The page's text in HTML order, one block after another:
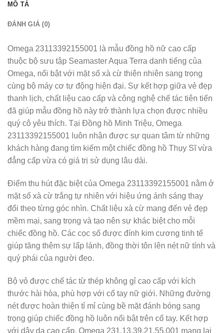
MÔ TẢ
ĐÁNH GIÁ (0)
Omega 23113392155001 là mẫu đồng hồ nữ cao cấp
thuộc bộ sưu tập Seamaster Aqua Terra danh tiếng của
Omega, nổi bật với mặt số xà cừ thiên nhiên sang trọng
cùng bộ máy cơ tự động hiện đại. Sự kết hợp giữa vẻ đẹp
thanh lịch, chất liệu cao cấp và công nghệ chế tác tiên tiến
đã giúp mẫu đồng hồ này trở thành lựa chọn được nhiều
quý cô yêu thích. Tại Đồng hồ Minh Triệu, Omega
23113392155001 luôn nhận được sự quan tâm từ những
khách hàng đang tìm kiếm một chiếc đồng hồ Thụy Sĩ vừa
đẳng cấp vừa có giá trị sử dụng lâu dài.
Điểm thu hút đặc biệt của Omega 23113392155001 nằm ở
mặt số xà cừ trắng tự nhiên với hiệu ứng ánh sáng thay
đổi theo từng góc nhìn. Chất liệu xà cừ mang đến vẻ đẹp
mềm mại, sang trọng và tạo nên sự khác biệt cho mỗi
chiếc đồng hồ. Các cọc số được đính kim cương tinh tế
giúp tăng thêm sự lấp lánh, đồng thời tôn lên nét nữ tính và
quý phái của người đeo.
Bộ vỏ được chế tác từ thép không gỉ cao cấp với kích
thước hài hòa, phù hợp với cổ tay nữ giới. Những đường
nét được hoàn thiện tỉ mỉ cùng bề mặt đánh bóng sang
trọng giúp chiếc đồng hồ luôn nổi bật trên cổ tay. Kết hợp
với dây da cao cấp, Omega 231.13.39.21.55.001 mang lại